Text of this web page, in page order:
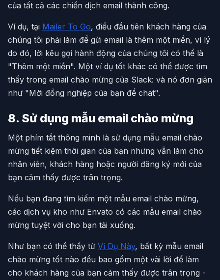
của tất cả các chiến dịch email thành công.
Ví dụ, tại Mailer To Go, điều đầu tiên khách hàng của
chúng tôi phải làm để gửi email là thêm một miền, vì lý
do đó, lời kêu gọi hành động của chúng tôi có thể là
"Thêm một miền". Một ví dụ tốt khác có thể được tìm
thấy trong email chào mừng của Slack: và nó đơn giản
như "Mời đồng nghiệp của bạn để chat".
8. Sử dụng mẫu email chào mừng
Một phím tắt thông minh là sử dụng mẫu email chào
mừng tiết kiệm thời gian của bạn nhưng vẫn làm cho
nhân viên, khách hàng hoặc người đăng ký mới của
bạn cảm thấy được trân trọng.
Nếu bạn đang tìm kiếm một mẫu email chào mừng,
các dịch vụ kho như Envato có các mẫu email chào
mừng tuyệt vời cho bạn tải xuống.
Như bạn có thể thấy từ Ví Dụ Này, bất kỳ mẫu email
chào mừng tốt nào đều bao gồm một vài lời để làm
cho khách hàng của bạn cảm thấy được trân trọng -